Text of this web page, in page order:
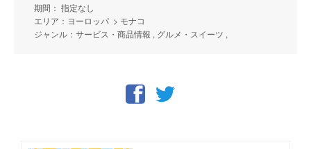
期間： 指定なし
エリア：ヨーロッパ > モナコ
ジャンル：サービス・商品情報 , グルメ・スイーツ ,